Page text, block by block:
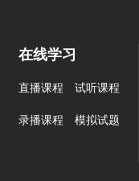
在线学习
直播课程
试听课程
录播课程
模拟试题